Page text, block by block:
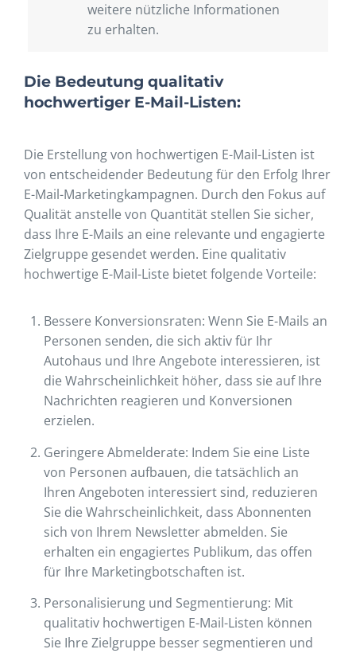
weitere nützliche Informationen
zu erhalten.
Die Bedeutung qualitativ
hochwertiger E-Mail-Listen:
Die Erstellung von hochwertigen E-Mail-Listen ist
von entscheidender Bedeutung für den Erfolg Ihrer
E-Mail-Marketingkampagnen. Durch den Fokus auf
Qualität anstelle von Quantität stellen Sie sicher,
dass Ihre E-Mails an eine relevante und engagierte
Zielgruppe gesendet werden. Eine qualitativ
hochwertige E-Mail-Liste bietet folgende Vorteile:
Bessere Konversionsraten: Wenn Sie E-Mails an
Personen senden, die sich aktiv für Ihr
Autohaus und Ihre Angebote interessieren, ist
die Wahrscheinlichkeit höher, dass sie auf Ihre
Nachrichten reagieren und Konversionen
erzielen.
Geringere Abmelderate: Indem Sie eine Liste
von Personen aufbauen, die tatsächlich an
Ihren Angeboten interessiert sind, reduzieren
Sie die Wahrscheinlichkeit, dass Abonnenten
sich von Ihrem Newsletter abmelden. Sie
erhalten ein engagiertes Publikum, das offen
für Ihre Marketingbotschaften ist.
Personalisierung und Segmentierung: Mit
qualitativ hochwertigen E-Mail-Listen können
Sie Ihre Zielgruppe besser segmentieren und